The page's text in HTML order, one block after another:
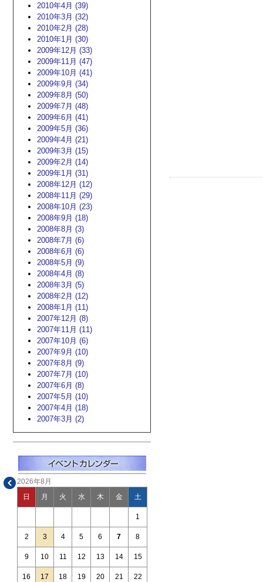
2010年4月 (39)
2010年3月 (32)
2010年2月 (28)
2010年1月 (30)
2009年12月 (33)
2009年11月 (47)
2009年10月 (41)
2009年9月 (34)
2009年8月 (50)
2009年7月 (48)
2009年6月 (41)
2009年5月 (36)
2009年4月 (21)
2009年3月 (15)
2009年2月 (14)
2009年1月 (31)
2008年12月 (12)
2008年11月 (29)
2008年10月 (23)
2008年9月 (18)
2008年8月 (3)
2008年7月 (6)
2008年6月 (6)
2008年5月 (9)
2008年4月 (8)
2008年3月 (5)
2008年2月 (12)
2008年1月 (11)
2007年12月 (8)
2007年11月 (11)
2007年10月 (6)
2007年9月 (10)
2007年8月 (9)
2007年7月 (10)
2007年6月 (8)
2007年5月 (10)
2007年4月 (18)
2007年3月 (2)
2026年8月
日 月 火 水 木 金 土
1
2 3 4 5 6 7 8
9 10 11 12 13 14 15
16 17 18 19 20 21 22